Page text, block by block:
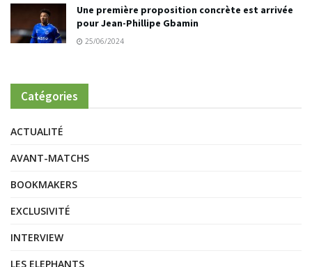
Une première proposition concrète est arrivée
pour Jean-Phillipe Gbamin
25/06/2024
Catégories
ACTUALITÉ
AVANT-MATCHS
BOOKMAKERS
EXCLUSIVITÉ
INTERVIEW
LES ELEPHANTS